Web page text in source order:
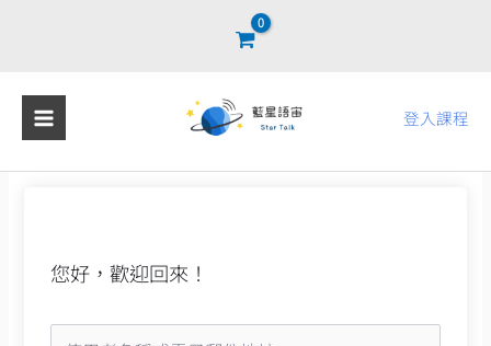
登入課程
您好，歡迎回來！